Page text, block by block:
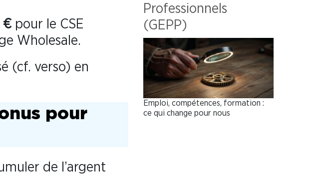
€pour le CSE
Wholesale.
(cf. verso) en
pour
de l’argent
Professionnels
(GEPP)
Emploi, compétences, formation :
ce qui change pour nous